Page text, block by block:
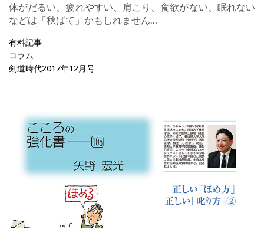
体がだるい、疲れやすい、肩こり、食欲がない、眠れない
などは「秋ばて」かもしれません…
有料記事
コラム
剣道時代2017年12月号